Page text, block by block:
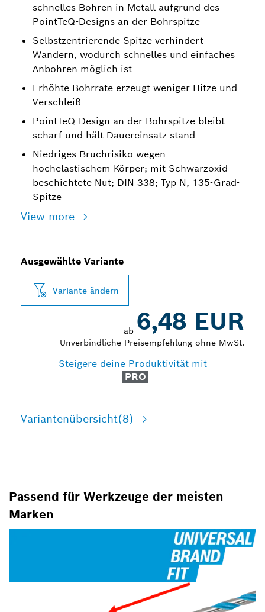
schnelles Bohren in Metall aufgrund des
PointTeQ-Designs an der Bohrspitze
Selbstzentrierende Spitze verhindert
Wandern, wodurch schnelles und einfaches
Anbohren möglich ist
Erhöhte Bohrrate erzeugt weniger Hitze und
Verschleiß
PointTeQ-Design an der Bohrspitze bleibt
scharf und hält Dauereinsatz stand
Niedriges Bruchrisiko wegen
hochelastischem Körper; mit Schwarzoxid
beschichtete Nut; DIN 338; Typ N, 135-Grad-
Spitze
View more
Ausgewählte Variante
Variante ändern
ab 6,48 EUR
Unverbindliche Preisempfehlung ohne MwSt.
Steigere deine Produktivität mit
PRO
Variantenübersicht(8)
Passend für Werkzeuge der meisten
Marken